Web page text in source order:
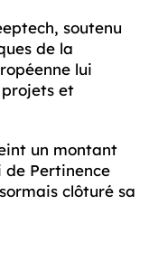
soutenu
de la
lui
projets et
un montant
de Pertinence
clôturé sa